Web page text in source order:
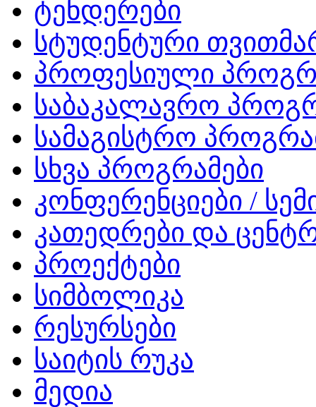
ტენდერები
სტუდენტური
პროფესიული
საბაკალავრო
სამაგისტრო
სხვა პროგრამები
კონფერენციები /
კათედრები და
პროექტები
სიმბოლიკა
რესურსები
საიტის რუკა
მედია